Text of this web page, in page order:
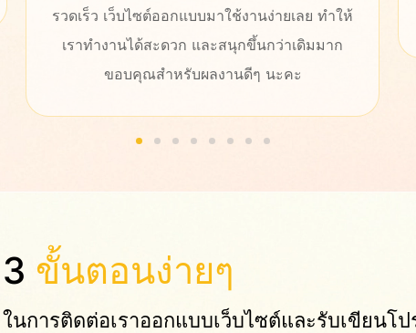
หลังการขายที่ดีมาก แนะนำเลยจ้า
3 ขั้นตอนง่ายๆ
ในการติดต่อเราออกแบบเว็บไซต์และรับเขียนโป